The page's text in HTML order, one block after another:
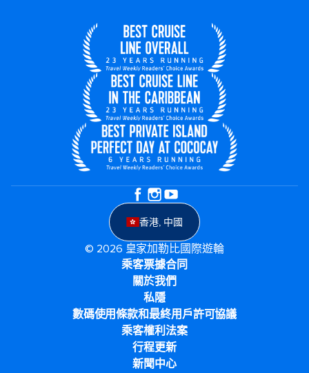
香港, 中國
© 2026 皇家加勒比國際遊輪
乘客票據合同
關於我們
私隱
數碼使用條款和最終用戶許可協議
乘客權利法案
行程更新
新聞中心